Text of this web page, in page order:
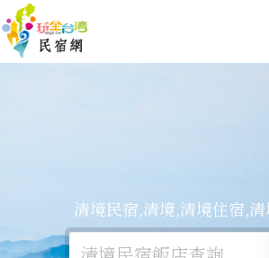
清境民宿,清境,清境住宿,